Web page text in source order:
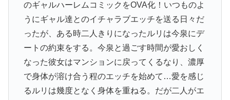
のギャルハーレムコミックをOVA化！いつものよ
うにギャル達とのイチャラブエッチを送る日々だ
ったが、ある時二人きりになったルリは今泉にデ
ートの約束をする。今泉と過ごす時間が愛おしく
なった彼女はマンションに戻ってくるなり、濃厚
で身体が溶け合う程のエッチを始めて…愛を感じ
るルリは幾度となく身体を重ねる。だが二人がエ